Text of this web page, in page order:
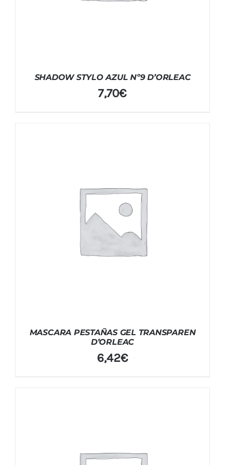
SHADOW STYLO AZUL Nº9 D’ORLEAC
7,70€
MASCARA PESTAÑAS GEL TRANSPAREN
D’ORLEAC
6,42€